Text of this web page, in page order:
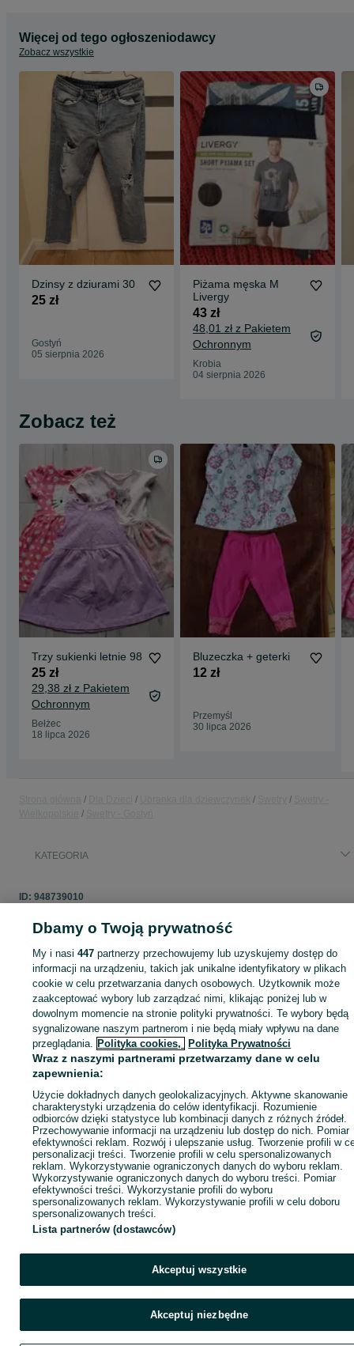
Więcej od tego ogłoszeniodawcy
Zobacz wszystkie
Dzinsy z dziurami 30
25 zł
Gostyń
05 sierpnia 2026
Piżama męska M
Livergy
43 zł
48,01 zł z Pakietem
Ochronnym
Krobia
04 sierpnia 2026
Zobacz też
Trzy sukienki letnie 98
25 zł
29,38 zł z Pakietem
Ochronnym
Bełżec
18 lipca 2026
Bluzeczka + geterki
12 zł
Przemyśl
30 lipca 2026
KATEGORIA
ID: 948739010
Zaloguj się lub załóż konto na OLX, aby skontaktować się z
sprzedającym
Zaloguj się / Załóż konto
Dbamy o Twoją prywatność
My i nasi447 partnerzy przechowujemy lub uzyskujemy dostęp do
informacji na urządzeniu, takich jak unikalne identyfikatory w plikach
cookie w celu przetwarzania danych osobowych. Użytkownik może
zaakceptować wybory lub zarządzać nimi, klikając poniżej lub w
dowolnym momencie na stronie polityki prywatności. Te wybory będą
sygnalizowane naszym partnerom i nie będą miały wpływu na dane
przeglądania. Polityka cookies, Polityka Prywatności
Wraz z naszymi partnerami przetwarzamy dane w celu
zapewnienia:
Użycie dokładnych danych geolokalizacyjnych. Aktywne skanowanie
charakterystyki urządzenia do celów identyfikacji. Rozumienie
odbiorców dzięki statystyce lub kombinacji danych z różnych źródeł.
Przechowywanie informacji na urządzeniu lub dostęp do nich. Pomiar
efektywności reklam. Rozwój i ulepszanie usług. Tworzenie profili w
personalizacji treści. Tworzenie profili w celu spersonalizowanych
reklam. Wykorzystywanie ograniczonych danych do wyboru reklam.
Wykorzystywanie ograniczonych danych do wyboru treści. Pomiar
efektywności treści. Wykorzystanie profili do wyboru
spersonalizowanych reklam. Wykorzystywanie profili w celu doboru
spersonalizowanych treści.
Lista partnerów (dostawców)
Akceptuj wszystkie
Akceptuj niezbędne